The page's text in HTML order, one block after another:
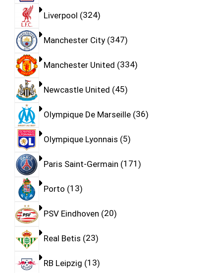
Liverpool 324
Manchester City 347
Manchester United 334
Newcastle United 45
Olympique De Marseille 36
Olympique Lyonnais 5
Paris Saint-Germain 171
Porto 13
PSV Eindhoven 20
Real Betis 23
RB Leipzig 13